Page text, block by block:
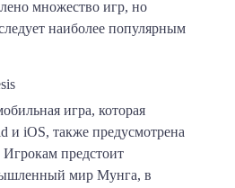
множество игр, но
наиболее популярным
игра, которая
и iOS, также предусмотрена
Игрокам предстоит
мир Мунга, в